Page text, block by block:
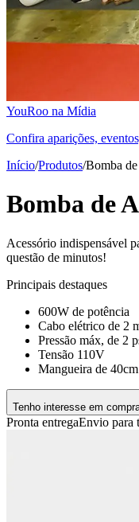
YouRoo na Mídia
Confira aparições,
Início/Produtos/Bomba
Bomba de
Acessório indispensável
questão de minutos!
Principais destaques
600W de potência
Cabo elétrico de 2
Pressão máx, de 2
Tensão 110V
Mangueira de 40cm
Tenho interesse em
Pronta entregaEnvio para